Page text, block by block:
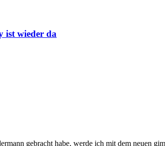
ist wieder da
gebracht habe, werde ich mit dem neuen